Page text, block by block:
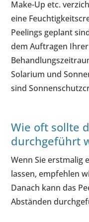
Make-Up etc.
eine
Peelings geplant
dem Auftragen
Solarium und
sind
Wie oft sollte
durchgeführt
Wenn Sie erstmalig
lassen, empfehlen
Danach kann das
Abständen